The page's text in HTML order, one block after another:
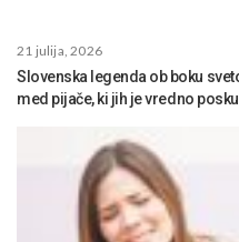
21 julija, 2026
Slovenska legenda ob boku
med pijače, ki jih je vredno